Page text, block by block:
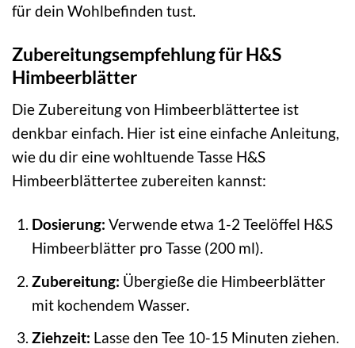
für dein Wohlbefinden tust.
Zubereitungsempfehlung für H&S
Himbeerblätter
Die Zubereitung von Himbeerblättertee ist
denkbar einfach. Hier ist eine einfache Anleitung,
wie du dir eine wohltuende Tasse H&S
Himbeerblättertee zubereiten kannst:
Dosierung: Verwende etwa 1-2 Teelöffel H&S
Himbeerblätter pro Tasse (200 ml).
Zubereitung: Übergieße die Himbeerblätter
mit kochendem Wasser.
Ziehzeit: Lasse den Tee 10-15 Minuten ziehen.